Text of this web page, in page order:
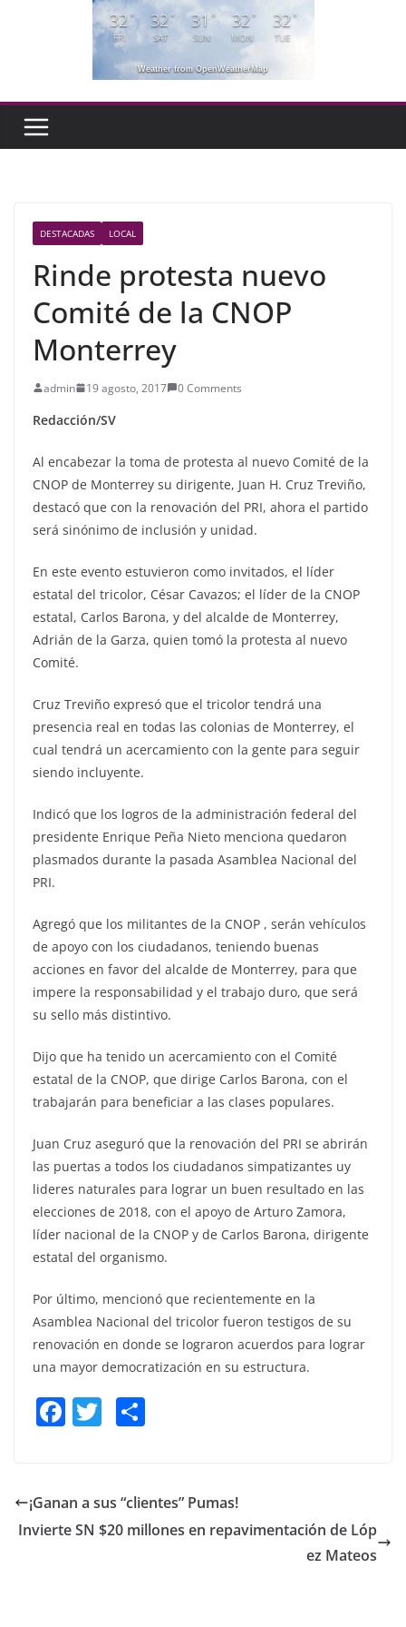
32°
FRI
32 °
SAT
31 °
SUN
32°
MON
32°
TUE
Weather from OpenWeatherMap
DESTACADAS LOCAL
Rinde protesta nuevo
Comité de la CNOP
Monterrey
admin 19 agosto, 2017 0 Comments
Redacción/SV
Al encabezar la toma de protesta al nuevo Comité de la
CNOP de Monterrey su dirigente, Juan H. Cruz Treviño,
destacó que con la renovación del PRI, ahora el partido
será sinónimo de inclusión y unidad.
En este evento estuvieron como invitados, el líder
estatal del tricolor, César Cavazos; el líder de la CNOP
estatal, Carlos Barona, y del alcalde de Monterrey,
Adrián de la Garza, quien tomó la protesta al nuevo
Comité.
Cruz Treviño expresó que el tricolor tendrá una
presencia real en todas las colonias de Monterrey, el
cual tendrá un acercamiento con la gente para seguir
siendo incluyente.
Indicó que los logros de la administración federal del
presidente Enrique Peña Nieto menciona quedaron
plasmados durante la pasada Asamblea Nacional del
PRI.
Agregó que los militantes de la CNOP , serán vehículos
de apoyo con los ciudadanos, teniendo buenas
acciones en favor del alcalde de Monterrey, para que
impere la responsabilidad y el trabajo duro, que será
su sello más distintivo.
Dijo que ha tenido un acercamiento con el Comité
estatal de la CNOP, que dirige Carlos Barona, con el
trabajarán para beneficiar a las clases populares.
Juan Cruz aseguró que la renovación del PRI se abrirán
las puertas a todos los ciudadanos simpatizantes uy
lideres naturales para lograr un buen resultado en las
elecciones de 2018, con el apoyo de Arturo Zamora,
líder nacional de la CNOP y de Carlos Barona, dirigente
estatal del organismo.
Por último, mencionó que recientemente en la
Asamblea Nacional del tricolor fueron testigos de su
renovación en donde se lograron acuerdos para lograr
una mayor democratización en su estructura.
F
e
b
T
er e
¡Ganan a sus “clientes” Pumas!
Invierte SN $20 millones en repavimentación de Lóp
ez Mateos